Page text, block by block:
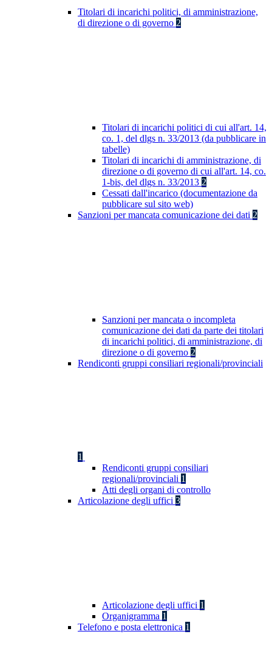
Titolari di incarichi politici, di amministrazione,
di direzione o di governo 2
Titolari di incarichi politici di cui all'art. 14,
co. 1, del dlgs n. 33/2013 (da pubblicare in
tabelle)
Titolari di incarichi di amministrazione, di
direzione o di governo di cui all'art. 14, co.
1-bis, del dlgs n. 33/2013 2
Cessati dall'incarico (documentazione da
pubblicare sul sito web)
Sanzioni per mancata comunicazione dei dati 2
Sanzioni per mancata o incompleta
comunicazione dei dati da parte dei titolari
di incarichi politici, di amministrazione, di
direzione o di governo 2
Rendiconti gruppi consiliari regionali/provinciali
1
Rendiconti gruppi consiliari
regionali/provinciali 1
Atti degli organi di controllo
Articolazione degli uffici 3
Articolazione degli uffici 1
Organigramma 1
Telefono e posta elettronica 1